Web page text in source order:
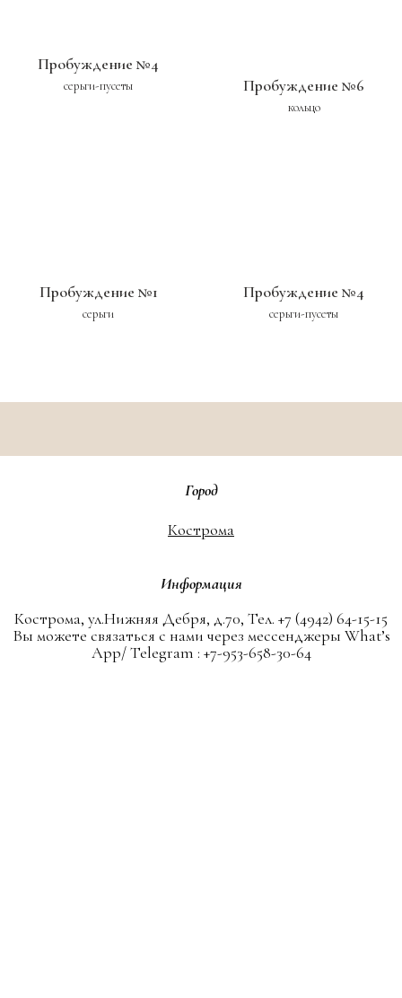
Пробуждение №4
серьги-пусеты Пробуждение №6
кольцо
Пробуждение №1
серьги
Пробуждение №4
серьги-пусеты
Город
Кострома
Информация
Кострома, ул.Нижняя Дебря, д.70, Тел. +7 (4942) 64-15-15
Вы можете связаться с нами через мессенджеры What’s
App/ Telegram : +7-953-658-30-64